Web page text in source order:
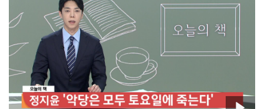
살펴보는데요. 방귀와 장, 건강의 관계에 대해 알아봅니다.
(김종혁 경락한의원 원장님 / 개원 한의사 대상 10주 약침강의,
동의대학교 한의과대학 졸업} 방귀만으로 건강을 진단할 수는
없지만, 장 상태를 살펴보는 중요한 신호가 될 수는 있습니다.
평소보다 방귀 횟수가 많이 늘거나 냄새가 매우 심해지고,
복통이나 설사, 변비 같은 증상이 함께 나타난다면, 장 기능의
이상을 의심해 볼 필요가 있습니다. 한의학에서는 비위의 소화